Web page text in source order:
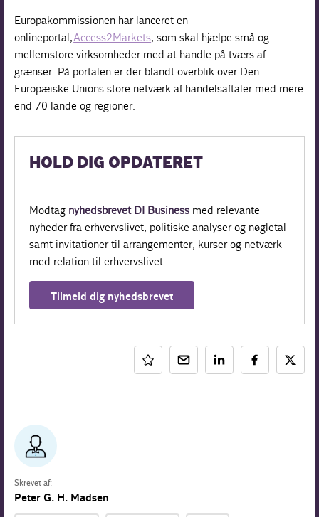
Europakommissionen har lanceret en
onlineportal,Access2Markets, som skal hjælpe små og
mellemstore virksomheder med at handle på tværs af
grænser. På portalen er der blandt overblik over Den
Europæiske Unions store netværk af handelsaftaler med mere
end 70 lande og regioner.
HOLD DIG OPDATERET
Modtag nyhedsbrevet DI Business med relevante
nyheder fra erhvervslivet, politiske analyser og nøgletal
samt invitationer til arrangementer, kurser og netværk
med relation til erhvervslivet.
Tilmeld dig nyhedsbrevet
Skrevet af:
Peter G. H. Madsen